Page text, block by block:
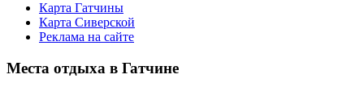
Карта Гатчины
Карта Сиверской
Реклама на сайте
Места отдыха в Гатчине